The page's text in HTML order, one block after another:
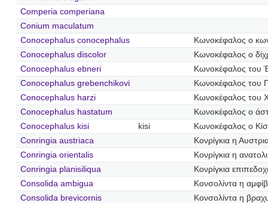
Comperia comperiana
Conium maculatum
Conocephalus conocephalus
Κωνοκέφαλος ο
Conocephalus discolor
Κωνοκέφαλος ο
Conocephalus ebneri
Κωνοκέφαλος του
Conocephalus grebenchikovi
Κωνοκέφαλος του
Conocephalus harzi
Κωνοκέφαλος του
Conocephalus hastatum
Κωνοκέφαλος ο
Conocephalus kisi
kisi
Κωνοκέφαλος ο
Conringia austriaca
Κονρίγκια η
Conringia orientalis
Κονρίγκια η
Conringia planisiliqua
Κονρίγκια
Consolida ambigua
Κονσολίντα η
Consolida brevicornis
Κονσολίντα η